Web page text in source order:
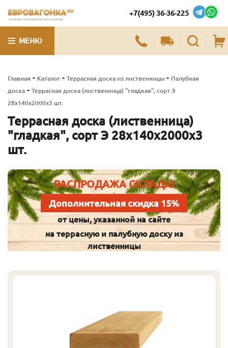
ЛУЧШИЕ ПИЛОМАТЕРИАЛЫ В МОСКВЕ
+7(495) 36-36-225
МЕНЮ
Главная - Каталог - Террасная доска из лиственницы - Палубная
доска - Террасная доска (лиственница) "гладкая", сорт Э
28х140х2000х3 шт.
Террасная доска (лиственница)
"гладкая", сорт Э 28х140х2000х3
шт.
РАСПРОДАЖА СКЛАДА!
Дополнительная скидка 15%
от цены, указанной на сайте
на террасную и палубную доску из
лиственницы